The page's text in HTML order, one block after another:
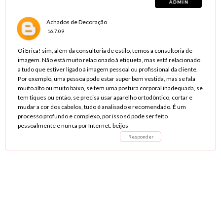
Achados de Decoração
16.7.09
Oi Erica! sim, além da consultoria de estilo, temos a consultoria de
imagem. Não está muito relacionado à etiqueta, mas está relacionado
a tudo que estiver ligado à imagem pessoal ou profissional da cliente.
Por exemplo, uma pessoa pode estar super bem vestida, mas se fala
muito alto ou muito baixo, se tem uma postura corporal inadequada, se
tem tiques ou então, se precisa usar aparelho ortodôntico, cortar e
mudar a cor dos cabelos, tudo é analisado e recomendado. É um
processo profundo e complexo, por isso só pode ser feito
pessoalmente e nunca por Internet. beijos
Responder